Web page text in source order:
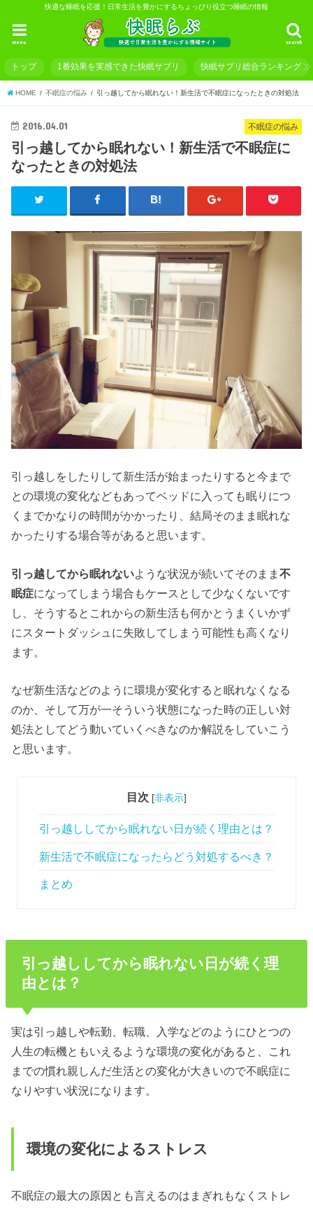
快適な睡眠を応援！日常生活を豊かにするちょっぴり役立つ睡眠の情報
search
menu
トップ 1番効果を実感できた快眠サプリ 快眠サプリ総合ランキング
HOME 不眠症の悩み 引っ越してから眠れない！新生活で不眠症になったときの対処法
不眠症の悩み
2016.04.01
引っ越してから眠れない！新生活で不眠症に
なったときの対処法
引っ越しをしたりして新生活が始まったりすると今まで
との環境の変化などもあってベッドに入っても眠りにつ
くまでかなりの時間がかかったり、結局そのまま眠れな
かったりする場合等があると思います。
引っ越してから眠れない ような状況が続いてそのまま不
眠症になってしまう場合もケースとして少なくないです
し、そうするとこれからの新生活も何かとうまくいかず
にスタートダッシュに失敗してしまう可能性も高くなり
ます。
なぜ新生活などのように環境が変化すると眠れなくなる
のか、そして万が一そういう状態になった時の正しい対
処法としてどう動いていくべきなのか解説をしていこう
と思います。
目次 [非表示]
引っ越ししてから眠れない日が続く理由とは？
新生活で不眠症になったらどう対処するべき？
まとめ
引っ越ししてから眠れない日が続く理
由とは？
実は引っ越しや転勤、転職、入学などのようにひとつの
人生の転機ともいえるような環境の変化があると、これ
までの慣れ親しんだ生活との変化が大きいので不眠症に
なりやすい状況になります。
環境の変化によるストレス
不眠症の最大の原因とも言えるのはまぎれもなくストレ